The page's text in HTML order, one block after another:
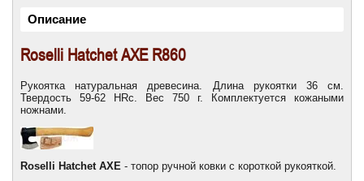
Описание
Roselli Hatchet AXE R860
Рукоятка натуральная древесина. Длина рукоятки 36 см.
Твердость 59-62 HRс. Вес 750 г. Комплектуется кожаными
ножнами.
Roselli Hatchet AXE - топор ручной ковки с короткой рукояткой.